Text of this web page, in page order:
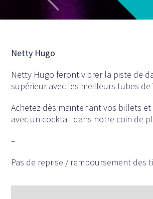
Netty Hugo
Netty Hugo feront vibrer la piste de
supérieur avec les meilleurs tubes de
Achetez dès maintenant vos billets
avec un cocktail dans notre coin de
–
Pas de reprise / remboursement des